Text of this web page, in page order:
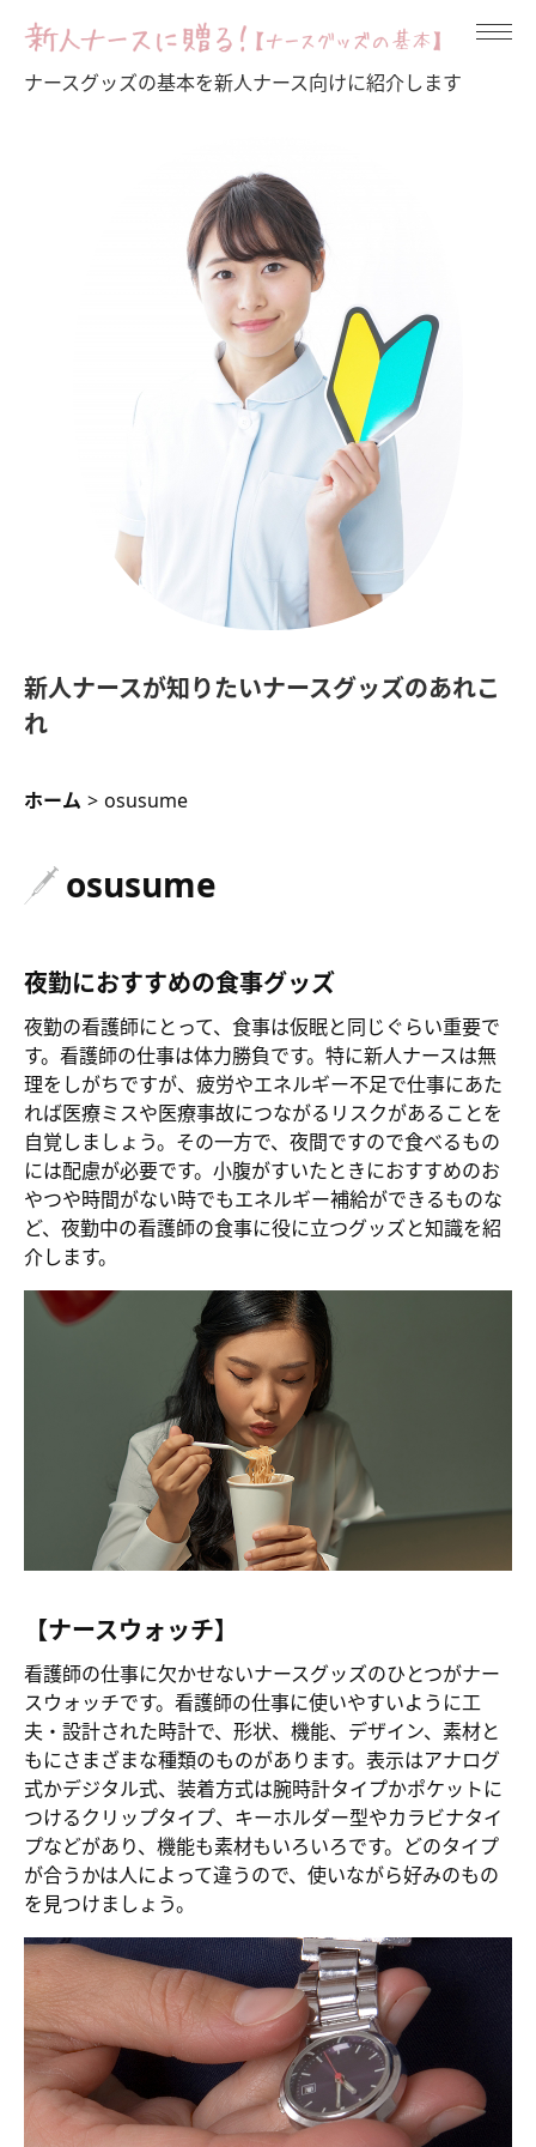
ナースグッズの基本を新人ナース向けに紹介します
新人ナースが知りたいナースグッズのあれこ
れ
ホーム > osusume
osusume
夜勤におすすめの食事グッズ
夜勤の看護師にとって、食事は仮眠と同じぐらい重要で
す。看護師の仕事は体力勝負です。特に新人ナースは無
理をしがちですが、疲労やエネルギー不足で仕事にあた
れば医療ミスや医療事故につながるリスクがあることを
自覚しましょう。その一方で、夜間ですので食べるもの
には配慮が必要です。小腹がすいたときにおすすめのお
やつや時間がない時でもエネルギー補給ができるものな
ど、夜勤中の看護師の食事に役に立つグッズと知識を紹
介します。
【ナースウォッチ】
看護師の仕事に欠かせないナースグッズのひとつがナー
スウォッチです。看護師の仕事に使いやすいように工
夫・設計された時計で、形状、機能、デザイン、素材と
もにさまざまな種類のものがあります。表示はアナログ
式かデジタル式、装着方式は腕時計タイプかポケットに
つけるクリップタイプ、キーホルダー型やカラビナタイ
プなどがあり、機能も素材もいろいろです。どのタイプ
が合うかは人によって違うので、使いながら好みのもの
を見つけましょう。